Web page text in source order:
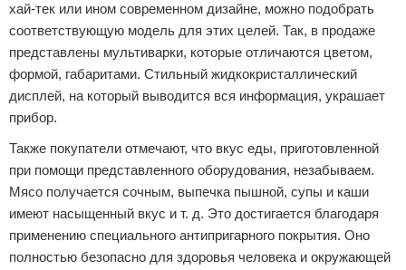
хай-тек или ином современном дизайне, можно подобрать
соответствующую модель для этих целей. Так, в продаже
представлены мультиварки, которые отличаются цветом,
формой, габаритами. Стильный жидкокристаллический
дисплей, на который выводится вся информация, украшает
прибор.
Также покупатели отмечают, что вкус еды, приготовленной
при помощи представленного оборудования, незабываем.
Мясо получается сочным, выпечка пышной, супы и каши
имеют насыщенный вкус и т. д. Это достигается благодаря
применению специального антипригарного покрытия. Оно
полностью безопасно для здоровья человека и окружающей